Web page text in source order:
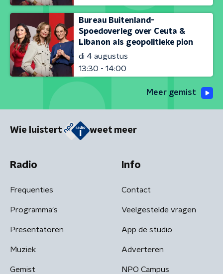
Bureau Buitenland-
Spoedoverleg over Ceuta &
Libanon als geopolitieke pion
di 4 augustus
13:30 - 14:00
Meer gemist
Wie luistert weet meer
Radio
Frequenties
Programma's
Presentatoren
Muziek
Gemist
Info
Contact
Veelgestelde vragen
App de studio
Adverteren
NPO Campus